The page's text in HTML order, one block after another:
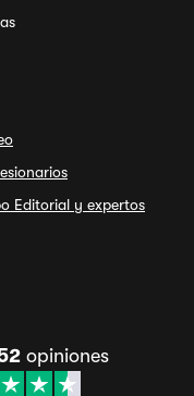
Editorial y expertos
opiniones